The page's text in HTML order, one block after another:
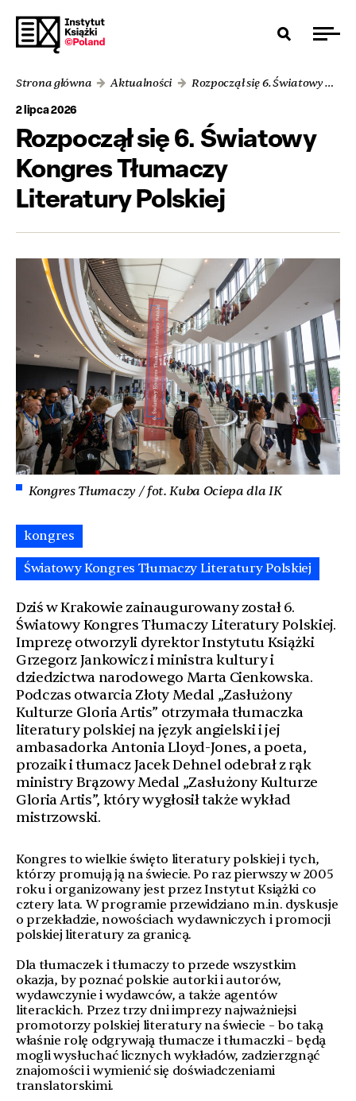
Strona główna Aktualności Rozpoczął się 6. Światowy Kongres Tłumaczy Literatury Polskiej
2 lipca 2026
Rozpoczął się 6. Światowy
Kongres Tłumaczy
Literatury Polskiej
Kongres Tłumaczy / fot. Kuba Ociepa dla IK
kongres
Światowy Kongres Tłumaczy Literatury Polskiej
Dziś w Krakowie zainaugurowany został 6.
Światowy Kongres Tłumaczy Literatury Polskiej.
Imprezę otworzyli dyrektor Instytutu Książki
Grzegorz Jankowicz i ministra kultury i
dziedzictwa narodowego Marta Cienkowska.
Podczas otwarcia Złoty Medal „Zasłużony
Kulturze Gloria Artis” otrzymała tłumaczka
literatury polskiej na język angielski i jej
ambasadorka Antonia Lloyd-Jones, a poeta,
prozaik i tłumacz Jacek Dehnel odebrał z rąk
ministry Brązowy Medal „Zasłużony Kulturze
Gloria Artis”, który wygłosił także wykład
mistrzowski.
Kongres to wielkie święto literatury polskiej i tych,
którzy promują ją na świecie. Po raz pierwszy w 2005
roku i organizowany jest przez Instytut Książki co
cztery lata. W programie przewidziano m.in. dyskusje
o przekładzie, nowościach wydawniczych i promocji
polskiej literatury za granicą.
Dla tłumaczek i tłumaczy to przede wszystkim
okazja, by poznać polskie autorki i autorów,
wydawczynie i wydawców, a także agentów
literackich. Przez trzy dni imprezy najważniejsi
promotorzy polskiej literatury na świecie – bo taką
właśnie rolę odgrywają tłumacze i tłumaczki – będą
mogli wysłuchać licznych wykładów, zadzierzgnąć
znajomości i wymienić się doświadczeniami
translatorskimi.